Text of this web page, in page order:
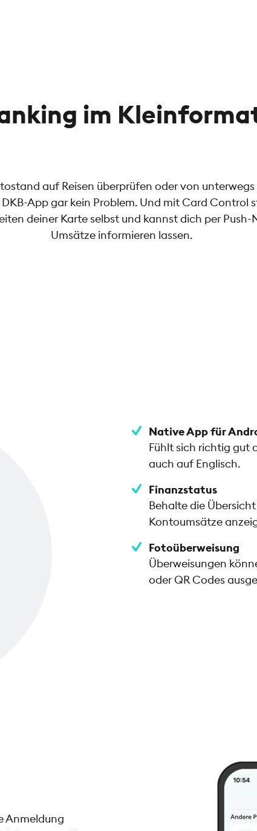
im
auf Reisen überprüfen oder von
App gar kein Problem. Und mit Card Control
deiner Karte selbst und kannst dich per
Umsätze informieren lassen.
Native App für
Fühlt sich richtig gut
auch auf Englisch.
Finanzstatus
Behalte die
Kontoumsätze
Fotoüberweisung
Überweisungen
oder QR Codes
Anmeldung